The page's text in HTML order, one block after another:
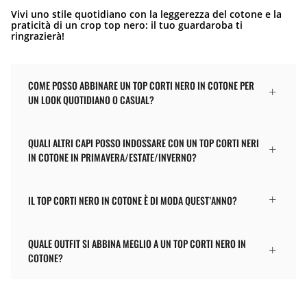
Vivi uno stile quotidiano con la leggerezza del cotone e la
praticità di un crop top nero: il tuo guardaroba ti
ringrazierà!
COME POSSO ABBINARE UN TOP CORTI NERO IN COTONE PER
UN LOOK QUOTIDIANO O CASUAL?
QUALI ALTRI CAPI POSSO INDOSSARE CON UN TOP CORTI NERI
IN COTONE IN PRIMAVERA/ESTATE/INVERNO?
IL TOP CORTI NERO IN COTONE È DI MODA QUEST’ANNO?
QUALE OUTFIT SI ABBINA MEGLIO A UN TOP CORTI NERO IN
COTONE?